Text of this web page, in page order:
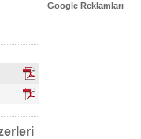
Google Reklamları